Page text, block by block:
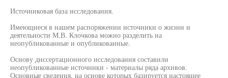
Источниковая база исследования.
Имеющиеся в нашем распоряжении источники о жизни и
деятельности М.В. Клочкова можно разделить на
неопубликованные и опубликованные.
Основу диссертационного исследования составили
неопубликованные источники - материалы ряда архивов.
Основные сведения, на основе которых базируется настоящее